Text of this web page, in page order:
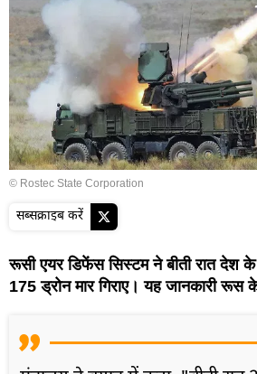
© Rostec State Corporation
सब्सक्राइब करें
रूसी एयर डिफेंस सिस्टम ने बीती रात देश
175 ड्रोन मार गिराए। यह जानकारी रूस